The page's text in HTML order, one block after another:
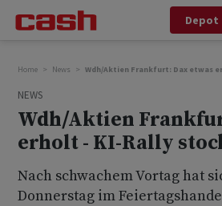
Depot
Home News Wdh/Aktien Frankfurt: Dax etwas
NEWS
Wdh/Aktien
erholt - KI-Rally
Nach schwachem Vortag hat
Donnerstag im